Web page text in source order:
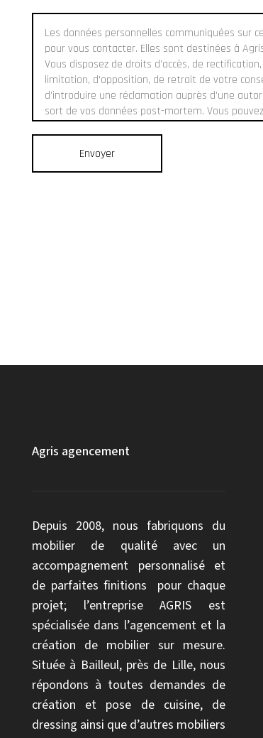
Envoyer
Agris agencement
Depuis 2008, nous fabriquons du
mobilier de qualité avec un
accompagnement personnalisé et
de parfaites finitions pour chaque
projet; l’entreprise AGRIS est
spécialisée dans l’agencement et la
création de mobilier sur mesure.
Située à Bailleul, près de Lille, nous
répondons à toutes demandes de
création et pose de cuisine, de
dressing ainsi que d’autres mobiliers